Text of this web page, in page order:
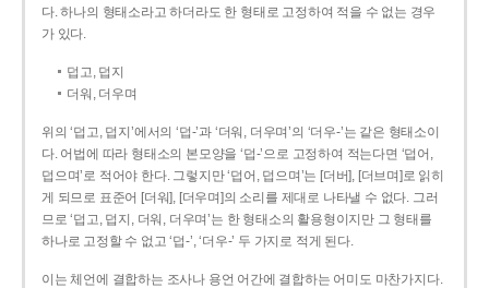
다. 하나의 형태소라고 하더라도 한 형태로 고정하여 적을 수 없는 경우
가 있다.
덥고, 덥지
더워, 더우며
위의 ‘덥고, 덥지’에서의 ‘덥-­’과 ‘더워, 더우며’의 ‘더우-­’는 같은 형태소이
다. 어법에 따라 형태소의 본모양을 ‘덥-­’으로 고정하여 적는다면 ‘덥어,
덥으며’로 적어야 한다. 그렇지만 ‘덥어, 덥으며’는 [더버], [더브며]로 읽히
게 되므로 표준어 [더워], [더우며]의 소리를 제대로 나타낼 수 없다. 그러
므로 ‘덥고, 덥지, 더워, 더우며’는 한 형태소의 활용형이지만 그 형태를
하나로 고정할 수 없고 ‘덥-’, ‘더우-’ 두 가지로 적게 된다.
이는 체언에 결합하는 조사나 용언 어간에 결합하는 어미도 마찬가지다.